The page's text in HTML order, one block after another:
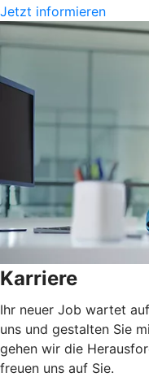
Jetzt informieren
Karriere
Ihr neuer Job wartet
uns und gestalten Sie
gehen wir die
freuen uns auf Sie.